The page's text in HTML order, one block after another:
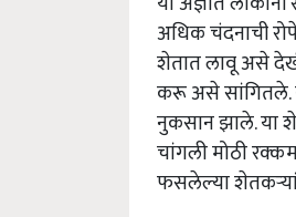
अधिक चंदनाची
शेतात लावू असे
करू असे सांगितले.
नुकसान झाले. या
चांगली मोठी
फसलेल्या